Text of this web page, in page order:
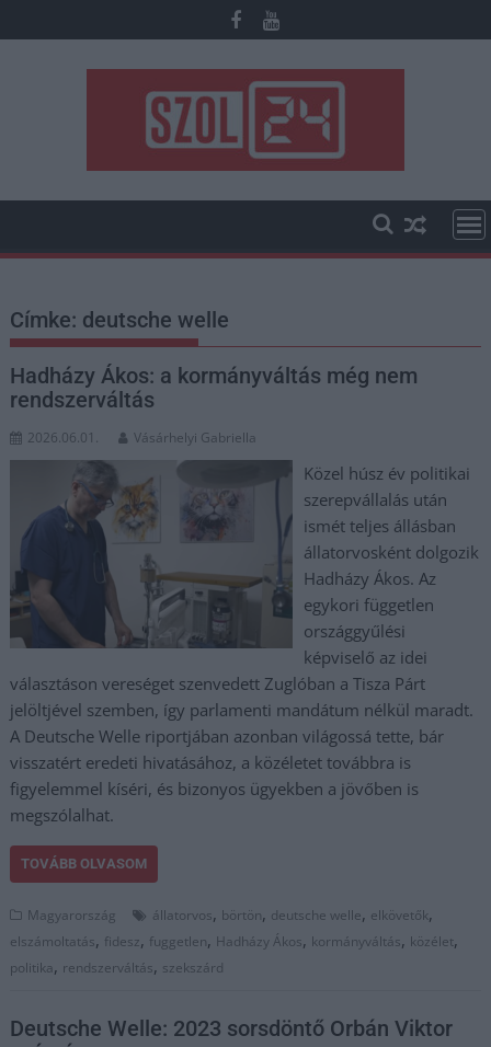
to
Címke: deutsche welle
Hadházy Ákos: a kormányváltás még nem
rendszerváltás
2026.06.01. Vásárhelyi Gabriella
Közel húsz év politikai
szerepvállalás után
ismét teljes állásban
állatorvosként dolgozik
Hadházy Ákos. Az
egykori független
országgyűlési
képviselő az idei
választáson vereséget szenvedett Zuglóban a Tisza Párt
jelöltjével szemben, így parlamenti mandátum nélkül maradt.
A Deutsche Welle riportjában azonban világossá tette, bár
visszatért eredeti hivatásához, a közéletet továbbra is
figyelemmel kíséri, és bizonyos ügyekben a jövőben is
megszólalhat.
TOVÁBB OLVASOM
Magyarország állatorvos, börtön, deutsche welle, elkövetők,
elszámoltatás, fidesz, fuggetlen, Hadházy Ákos, kormányváltás, közélet,
politika, rendszerváltás, szekszárd
Deutsche Welle: 2023 sorsdöntő Orbán Viktor